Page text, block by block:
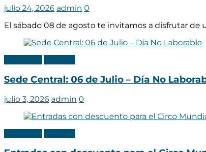
julio 24, 2026 admin 0
El sábado 08 de agosto te invitamos a disfrutar de
Sede Central: 06 de Julio – Día No
julio 3, 2026 admin 0